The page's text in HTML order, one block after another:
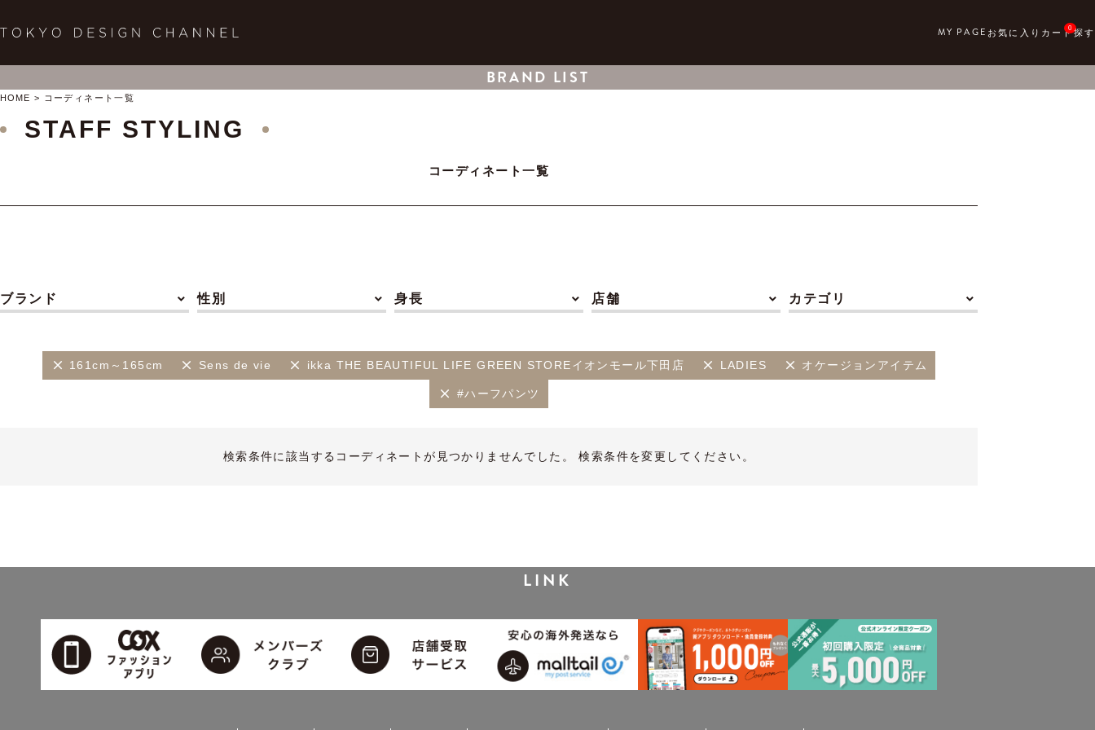
0
BRAND LIST
HOME コーディネート一覧
STAFF STYLING
コーディネート一覧
ブランド 性別 身長 店舗 カテゴリ
161cm～165cm Sens de vie ikka THE BEAUTIFUL LIFE GREEN STOREイオンモール下田店 LADIES オケージョンアイテム
#ハーフパンツ
検索条件に該当するコーディネートが見つかりませんでした。 検索条件を変更してください。
LINK